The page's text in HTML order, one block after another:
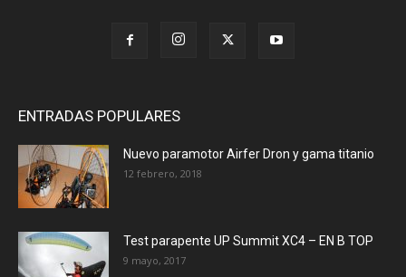
ENTRADAS POPULARES
Nuevo paramotor Airfer Dron y gama titanio
12 febrero, 2018
Test parapente UP Summit XC4 – EN B TOP
9 mayo, 2017